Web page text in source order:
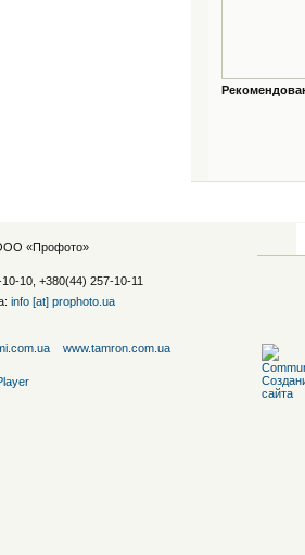
«Профото»
10, +380(44) 257-10-11
info [at] prophoto.ua
www.tamron.com.ua